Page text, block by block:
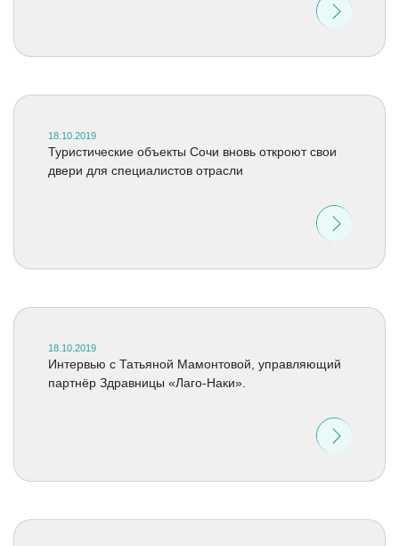
18.10.2019
Туристические объекты Сочи вновь откроют свои
двери для специалистов отрасли
18.10.2019
Интервью с Татьяной Мамонтовой, управляющий
партнёр Здравницы «Лаго-Наки».